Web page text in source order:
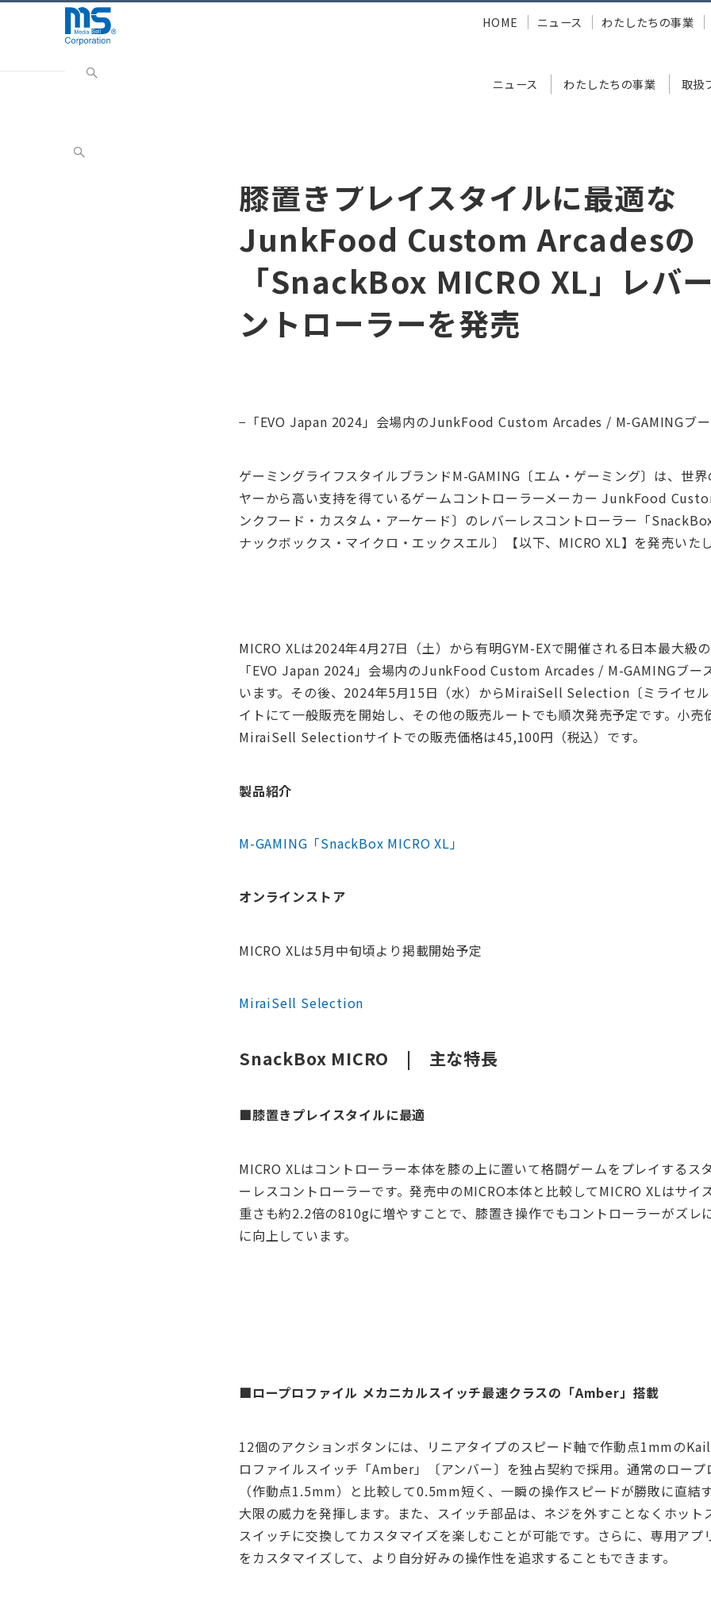
ニュース わたしたちの事業 取扱
HOME ニュース わたしたちの事業
膝置きプレイスタイルに最適なJunkFood Custom Arcadesの「SnackBox MICRO XL」レバーレ
膝置きプレイスタイルに最適な
JunkFood Custom Arcadesの
「SnackBox MICRO XL」レバ
ントローラーを発売
−「EVO Japan 2024」会場内のJunkFood Custom Arcades / M-GAMINGブ
ゲーミングライフスタイルブランドM-GAMING〔エム・ゲーミング〕は、世
ヤーから高い支持を得ているゲームコントローラーメーカー JunkFood
ンクフード・カスタム・アーケード〕のレバーレスコントローラー「
ナックボックス・マイクロ・エックスエル〕【以下、MICRO XL】を発売いたし
MICRO XLは2024年4月27日（土）から有明GYM-EXで開催される日本最大級
「EVO Japan 2024」会場内のJunkFood Custom Arcades / M-GAMINGブー
います。その後、2024年5月15日（水）からMiraiSell Selection〔ミライセ
イトにて一般販売を開始し、その他の販売ルートでも順次発売予定です。小売
MiraiSell Selectionサイトでの販売価格は45,100円（税込）です。
製品紹介
M-GAMING「SnackBox MICRO XL」
オンラインストア
MICRO XLは5月中旬頃より掲載開始予定
MiraiSell Selection
SnackBox MICRO | 主な特長
■膝置きプレイスタイルに最適
MICRO XLはコントローラー本体を膝の上に置いて格闘ゲームをプレイするス
ーレスコントローラーです。発売中のMICRO本体と比較してMICRO XLはサイ
重さも約2.2倍の810gに増やすことで、膝置き操作でもコントローラーがズレ
に向上しています。
■ロープロファイル メカニカルスイッチ最速クラスの「Amber」搭載
12個のアクションボタンには、リニアタイプのスピード軸で作動点1mmの
ロファイルスイッチ「Amber」〔アンバー〕を独占契約で採用。通常のロープ
（作動点1.5mm）と比較して0.5mm短く、一瞬の操作スピードが勝敗に直結
大限の威力を発揮します。また、スイッチ部品は、ネジを外すことなくホット
スイッチに交換してカスタマイズを楽しむことが可能です。さらに、専用アプ
をカスタマイズして、より自分好みの操作性を追求することもできます。